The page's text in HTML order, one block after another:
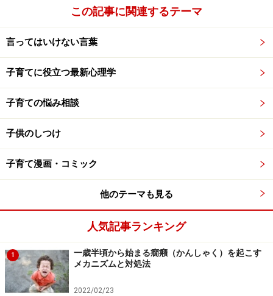
この記事に関連するテーマ
言ってはいけない言葉
子育てに役立つ最新心理学
子育ての悩み相談
子供のしつけ
子育て漫画・コミック
他のテーマも見る
人気記事ランキング
1
一歳半頃から始まる癇癪（かんしゃく）を起こす
メカニズムと対処法
2022/02/23